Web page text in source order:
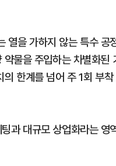
열을 가하지 않는 특수
물을 주입하는 차별화
한계를 넘어 주 1회 부
과 대규모 상업화라는